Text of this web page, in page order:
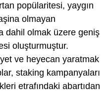
popülaritesi, yaygın
olmayan
dahil olmak üzere geniş
oluşturmuştur.
ve heyecan yaratmak
staking kampanyaları
etrafındaki abartıdan